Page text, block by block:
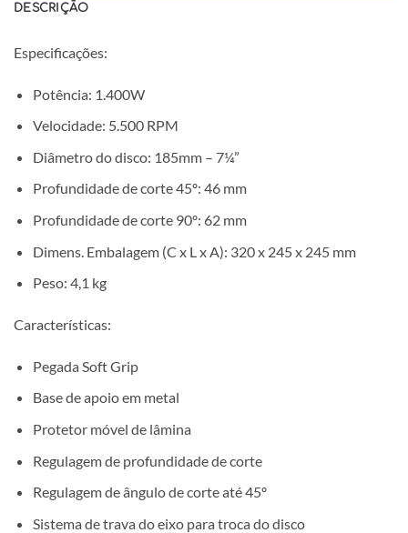
DESCRIÇÃO
Especificações:
Potência: 1.400W
Velocidade: 5.500 RPM
Diâmetro do disco: 185mm – 7¼”
Profundidade de corte 45º: 46 mm
Profundidade de corte 90º: 62 mm
Dimens. Embalagem (C x L x A): 320 x 245 x 245 mm
Peso: 4,1 kg
Características:
Pegada Soft Grip
Base de apoio em metal
Protetor móvel de lâmina
Regulagem de profundidade de corte
Regulagem de ângulo de corte até 45º
Sistema de trava do eixo para troca do disco